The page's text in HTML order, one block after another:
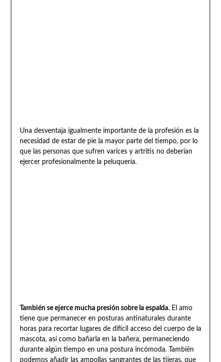
Una desventaja igualmente importante de la profesión es la
necesidad de estar de pie la mayor parte del tiempo, por lo
que las personas que sufren varices y artritis no deberían
ejercer profesionalmente la peluquería.
También se ejerce mucha presión sobre la espalda.El amo
tiene que permanecer en posturas antinaturales durante
horas para recortar lugares de difícil acceso del cuerpo de la
mascota, así como bañarla en la bañera, permaneciendo
durante algún tiempo en una postura incómoda. También
podemos añadir las ampollas sangrantes de las tijeras, que